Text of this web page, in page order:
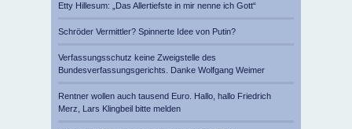
Etty Hillesum: „Das Allertiefste in mir nenne ich Gott“
Schröder Vermittler? Spinnerte Idee von Putin?
Verfassungsschutz keine Zweigstelle des
Bundesverfassungsgerichts. Danke Wolfgang Weimer
Rentner wollen auch tausend Euro. Hallo, hallo Friedrich
Merz, Lars Klingbeil bitte melden